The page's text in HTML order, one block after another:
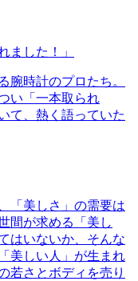
ました！」
腕時計のプロたち。
い「一本取られ
て、熱く語っていた
「美しさ」の需要は
間が求める「美し
はいないか、そんな
美しい人」が生まれ
若さとボディを売り